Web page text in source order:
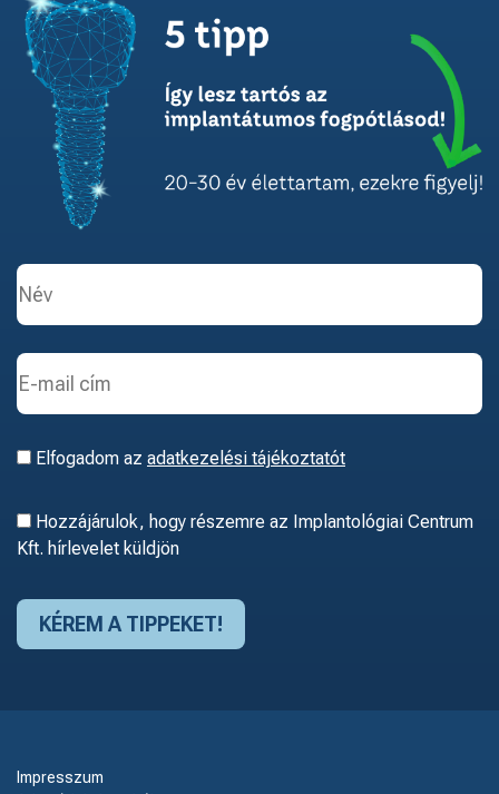
Elfogadom az adatkezelési tájékoztatót
Hozzájárulok, hogy részemre az Implantológiai Centrum
Kft. hírlevelet küldjön
Impresszum